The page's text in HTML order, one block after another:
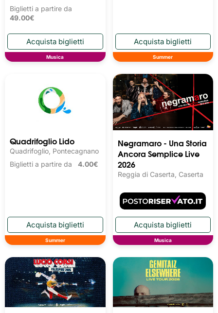
Biglietti a partire da
49.00€
Musica Summer
Quadrifoglio Lido
Quadrifoglio, Pontecagnano
Biglietti a partire da 4.00€
Summer
Negramaro - Una Storia
Ancora Semplice Live
2026
Reggia di Caserta, Caserta
Musica